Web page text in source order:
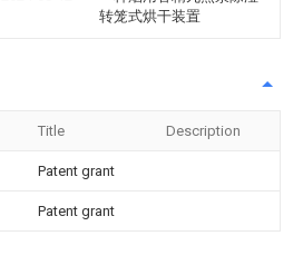
转笼式烘干装置
Title Description
Patent grant
Patent grant